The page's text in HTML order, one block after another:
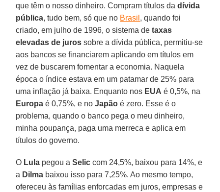
que têm o nosso dinheiro. Compram títulos dadívida
pública, tudo bem, só que no Brasil , quando foi
criado, em julho de 1996, o sistema detaxas
elevadas de juros sobre a dívida pública, permitiu-se
aos bancos se financiarem aplicando em títulos em
vez de buscarem fomentar a economia. Naquela
época o índice estava em um patamar de 25% para
uma inflação já baixa. Enquanto nos EUA é 0,5%, na
Europa é 0,75%, e noJapão é zero. Esse é o
problema, quando o banco pega o meu dinheiro,
minha poupança, paga uma merreca e aplica em
títulos do governo.
O Lula pegou aSelic com 24,5%, baixou para 14%, e
a Dilma baixou isso para 7,25%. Ao mesmo tempo,
ofereceu às famílias enforcadas em juros, empresas e